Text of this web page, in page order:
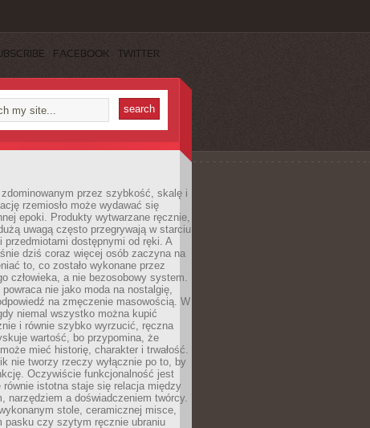
FACEBOOK TWITTER
przez szybkość, skalę i
rzemiosło może wydawać się
epoki. Produkty wytwarzane ręcznie,
uwagą często przegrywają w starciu
przedmiotami dostępnymi od ręki. A
dziś coraz więcej osób zaczyna na
to, co zostało wykonane przez
człowieka, a nie bezosobowy system.
powraca nie jako moda na nostalgię,
na zmęczenie masowością. W
niemal wszystko można kupić
i równie szybko wyrzucić, ręczna
wartość, bo przypomina, że
mieć historię, charakter i trwałość.
nie tworzy rzeczy wyłącznie po to, by
Oczywiście funkcjonalność jest
równie istotna staje się relacja między
narzędziem a doświadczeniem twórcy.
stole, ceramicznej misce,
pasku czy szytym ręcznie ubraniu